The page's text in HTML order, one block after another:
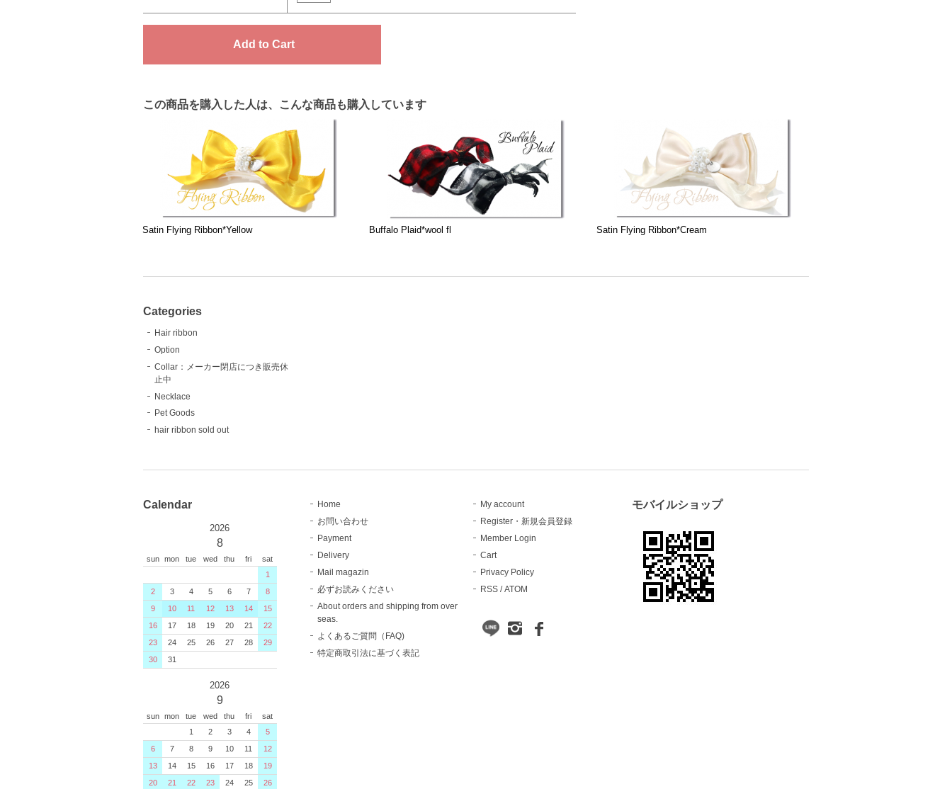
この商品を購入した人は、こんな商品も購入しています
Satin Flying Ribbon*Yellow Buffalo Plaid*wool fl Satin Flying Ribbon*Cream
Categories
Hair ribbon
Option
Collar：メーカー閉店につき販売休
止中
Necklace
Pet Goods
hair ribbon sold out
Calendar
2026
8
sun mon tue wed thu fri
sat
1
2
3 4 5 6 7
8
9
10 11 12 13 14
15
16
17 18 19 20 21
22
23
24 25 26 27 28
29
30
31
2026
9
sun mon tue wed thu fri
sat
1
2 3 4
5
6
7 8 9 10 11
12
13
14 15 16 17 18
19
20
21 22 23 24 25 26
Home
お問い合わせ
Payment
Delivery
Mail magazin
必ずお読みください
About orders and shipping from over
seas.
よくあるご質問（FAQ)
特定商取引法に基づく表記
My account
Register・新規会員登録
Member Login
Cart
Privacy Policy
RSS /ATOM
モバイルショップ